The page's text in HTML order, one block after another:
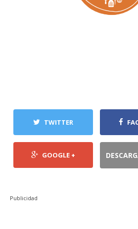
TWITTER
GOOGLE +
Publicidad